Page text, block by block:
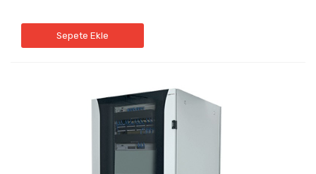
Sepete Ekle